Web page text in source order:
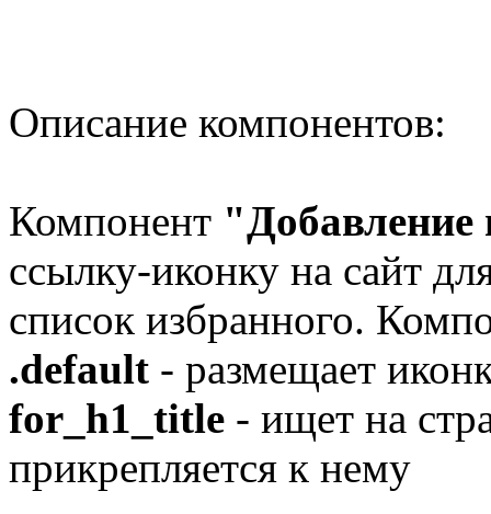
Описание компонентов:
Компонент "Добавление
ссылку-иконку на сайт
список избранного.
.default - размещает
for_h1_title - ищет на
прикрепляется к нему